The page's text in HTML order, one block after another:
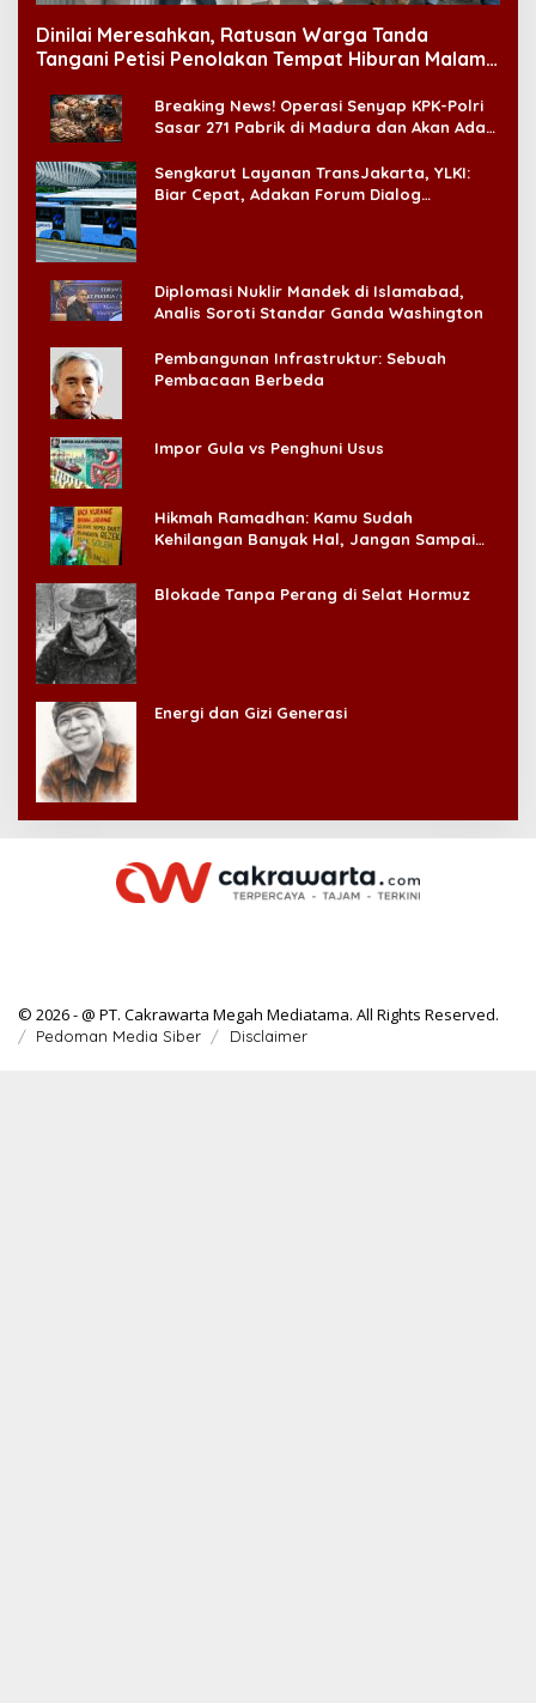
Dinilai Meresahkan, Ratusan Warga Tanda
Tangani Petisi Penolakan Tempat Hiburan Malam
Breaking News! Operasi Senyap KPK-Polri
Sasar 271 Pabrik di Madura dan Akan Ada
Sengkarut Layanan TransJakarta, YLKI:
Biar Cepat, Adakan Forum Dialog
Diplomasi Nuklir Mandek di Islamabad,
Analis Soroti Standar Ganda Washington
Pembangunan Infrastruktur: Sebuah
Pembacaan Berbeda
Impor Gula vs Penghuni Usus
Hikmah Ramadhan: Kamu Sudah
Kehilangan Banyak Hal, Jangan Sampai
Blokade Tanpa Perang di Selat Hormuz
Energi dan Gizi Generasi
© 2026 - @ PT. Cakrawarta Megah Mediatama. All Rights Reserved.
Pedoman Media Siber Disclaimer